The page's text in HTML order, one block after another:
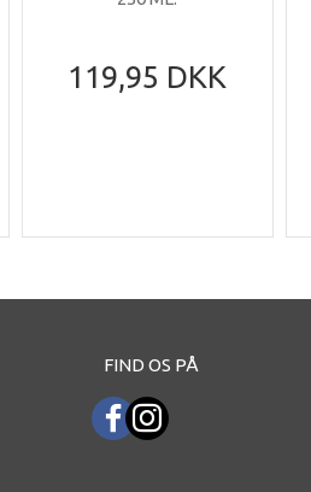
119,95 DKK
FIND OS PÅ